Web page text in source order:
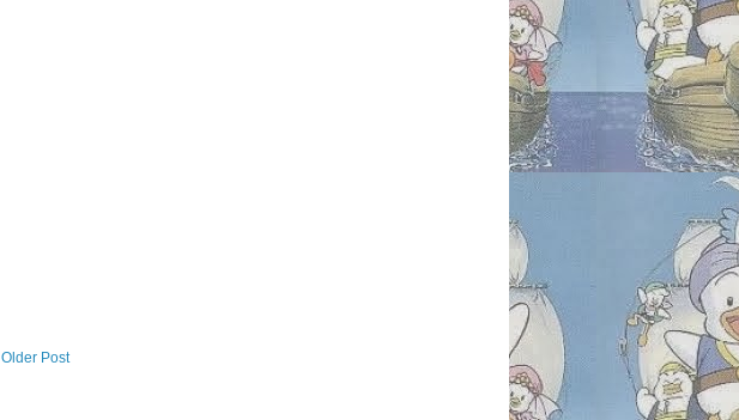
Older Post